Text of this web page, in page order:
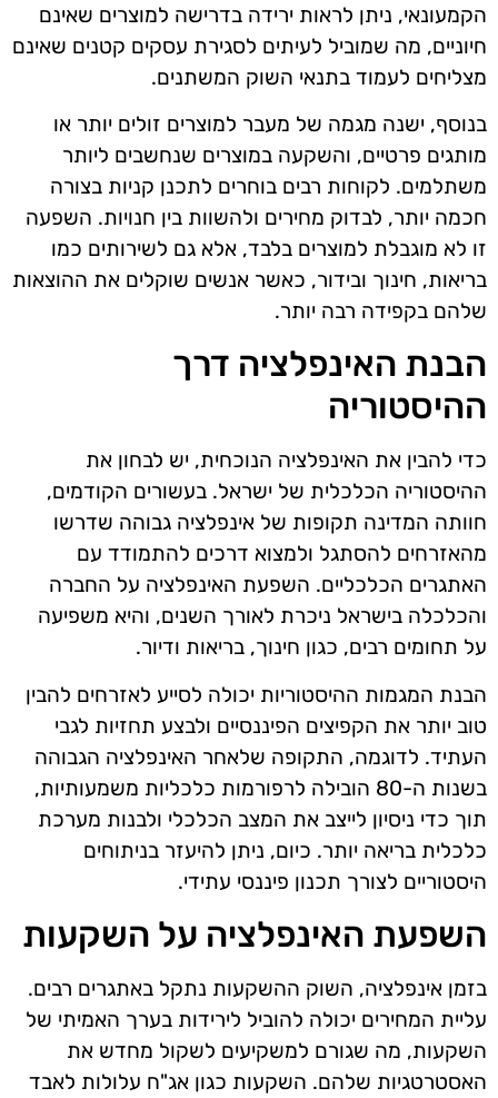
הקמעונאי, ניתן לראות ירידה בדרישה למוצרים שאינם
חיוניים, מה שמוביל לעיתים לסגירת עסקים קטנים שאינם
מצליחים לעמוד בתנאי השוק המשתנים.
בנוסף, ישנה מגמה של מעבר למוצרים זולים יותר או
מותגים פרטיים, והשקעה במוצרים שנחשבים ליותר
משתלמים. לקוחות רבים בוחרים לתכנן קניות בצורה
חכמה יותר, לבדוק מחירים ולהשוות בין חנויות. השפעה
זו לא מוגבלת למוצרים בלבד, אלא גם לשירותים כמו
בריאות, חינוך ובידור, כאשר אנשים שוקלים את ההוצאות
שלהם בקפידה רבה יותר.
הבנת האינפלציה דרך
ההיסטוריה
כדי להבין את האינפלציה הנוכחית, יש לבחון את
ההיסטוריה הכלכלית של ישראל. בעשורים הקודמים,
חוותה המדינה תקופות של אינפלציה גבוהה שדרשו
מהאזרחים להסתגל ולמצוא דרכים להתמודד עם
האתגרים הכלכליים. השפעת האינפלציה על החברה
והכלכלה בישראל ניכרת לאורך השנים, והיא משפיעה
על תחומים רבים, כגון חינוך, בריאות ודיור.
הבנת המגמות ההיסטוריות יכולה לסייע לאזרחים להבין
טוב יותר את הקפיצים הפיננסיים ולבצע תחזיות לגבי
העתיד. לדוגמה, התקופה שלאחר האינפלציה הגבוהה
בשנות ה-80 הובילה לרפורמות כלכליות משמעותיות,
תוך כדי ניסיון לייצב את המצב הכלכלי ולבנות מערכת
כלכלית בריאה יותר. כיום, ניתן להיעזר בניתוחים
היסטוריים לצורך תכנון פיננסי עתידי.
השפעת האינפלציה על השקעות
בזמן אינפלציה, השוק ההשקעות נתקל באתגרים רבים.
עליית המחירים יכולה להוביל לירידות בערך האמיתי של
השקעות, מה שגורם למשקיעים לשקול מחדש את
האסטרטגיות שלהם. השקעות כגון אג"ח עלולות לאבד